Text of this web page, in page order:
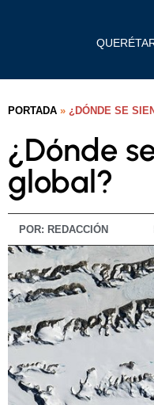
PORTADA » ¿DÓNDE SE
¿Dónde
global?
POR: REDACCIÓN